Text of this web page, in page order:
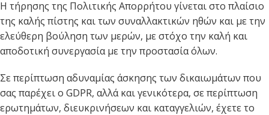
Η τήρησης της Πολιτικής Απορρήτου γίνεται στο πλαίσιο
της καλής πίστης και των συναλλακτικών ηθών και με την
ελεύθερη βούληση των μερών, με στόχο την καλή και
αποδοτική συνεργασία με την προστασία όλων.
Σε περίπτωση αδυναμίας άσκησης των δικαιωμάτων που
σας παρέχει ο GDPR, αλλά και γενικότερα, σε περίπτωση
ερωτημάτων, διευκρινήσεων και καταγγελιών, έχετε το